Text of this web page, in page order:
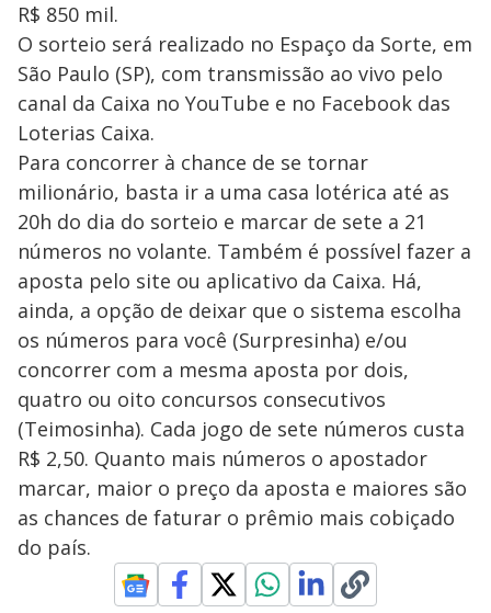
R$ 850 mil.
O sorteio será realizado no Espaço da Sorte, em
São Paulo (SP), com transmissão ao vivo pelo
canal da Caixa no YouTube e no Facebook das
Loterias Caixa.
Para concorrer à chance de se tornar
milionário, basta ir a uma casa lotérica até as
20h do dia do sorteio e marcar de sete a 21
números no volante. Também é possível fazer a
aposta pelo site ou aplicativo da Caixa. Há,
ainda, a opção de deixar que o sistema escolha
os números para você (Surpresinha) e/ou
concorrer com a mesma aposta por dois,
quatro ou oito concursos consecutivos
(Teimosinha). Cada jogo de sete números custa
R$ 2,50. Quanto mais números o apostador
marcar, maior o preço da aposta e maiores são
as chances de faturar o prêmio mais cobiçado
do país.